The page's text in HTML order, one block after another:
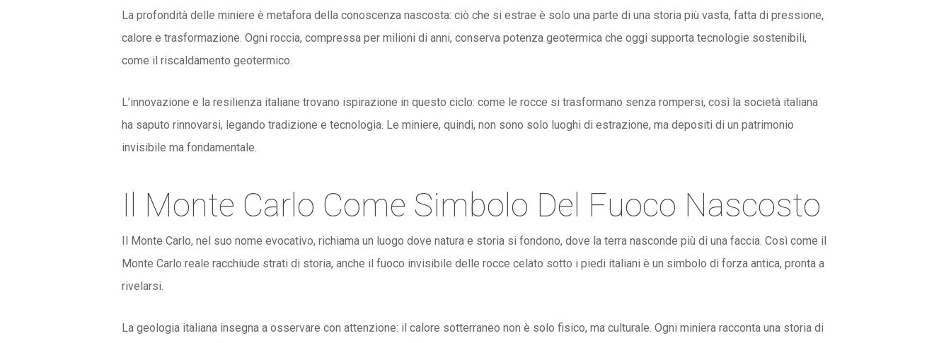
La profondità delle miniere è metafora della conoscenza nascosta: ciò che si estrae è solo una parte di una storia più vasta, fatta di pressione,
calore e trasformazione. Ogni roccia, compressa per milioni di anni, conserva potenza geotermica che oggi supporta tecnologie sostenibili,
come il riscaldamento geotermico.
L’innovazione e la resilienza italiane trovano ispirazione in questo ciclo: come le rocce si trasformano senza rompersi, così la società italiana
ha saputo rinnovarsi, legando tradizione e tecnologia. Le miniere, quindi, non sono solo luoghi di estrazione, ma depositi di un patrimonio
invisibile ma fondamentale.
Il Monte Carlo Come Simbolo Del Fuoco Nascosto
Il Monte Carlo, nel suo nome evocativo, richiama un luogo dove natura e storia si fondono, dove la terra nasconde più di una faccia. Così come il
Monte Carlo reale racchiude strati di storia, anche il fuoco invisibile delle rocce celato sotto i piedi italiani è un simbolo di forza antica, pronta a
rivelarsi.
La geologia italiana insegna a osservare con attenzione: il calore sotterraneo non è solo fisico, ma culturale. Ogni miniera racconta una storia di